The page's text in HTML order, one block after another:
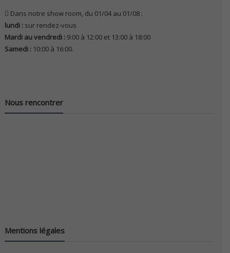
Dans notre show room, du 01/04 au 01/08 :
lundi : sur rendez-vous
Mardi au vendredi : 9:00 à 12:00 et 13:00 à 18:00
Samedi : 10:00 à 16:00.
Nous rencontrer
Mentions légales